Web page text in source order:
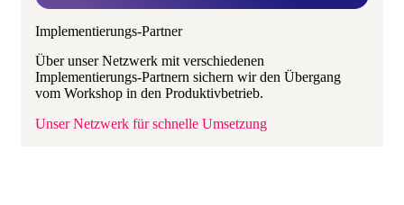
Implementierungs-Partner
Über unser Netzwerk mit verschiedenen
Implementierungs-Partnern sichern wir den Übergang
vom Workshop in den Produktivbetrieb.
Unser Netzwerk für schnelle Umsetzung